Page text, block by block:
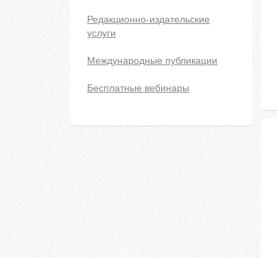
Редакционно-издательские
услуги
Международные публикации
Бесплатные вебинары